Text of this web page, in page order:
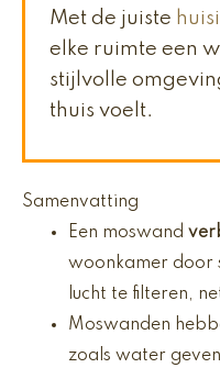
Met de juiste
elke ruimte een
stijlvolle
thuis voelt.
Samenvatting
Een moswand
woonkamer door
lucht te filteren,
Moswanden
zoals water